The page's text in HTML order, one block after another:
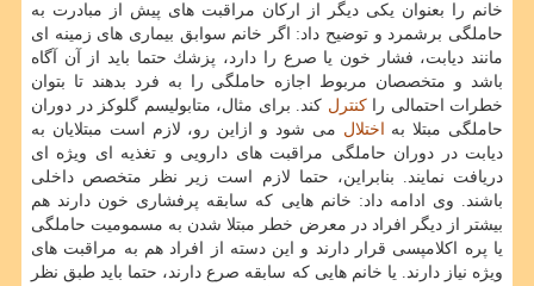
خانم را بعنوان یكی دیگر از اركان مراقبت های پیش از مبادرت به
حاملگی برشمرد و توضیح داد: اگر خانم سوابق بیماری های زمینه ای
مانند دیابت، فشار خون یا صرع را دارد، پزشك حتما باید از آن آگاه
باشد و متخصصان مربوط اجازه حاملگی را به فرد بدهند تا بتوان
خطرات احتمالی راكنترل كند. برای مثال، متابولیسم گلوكز در دوران
حاملگی مبتلا به
اختلال می شود و ازاین رو، لازم است مبتلایان به
دیابت در دوران حاملگی مراقبت های دارویی و تغذیه ای ویژه ای
دریافت نمایند. بنابراین، حتما لازم است زیر نظر متخصص داخلی
باشند. وی ادامه داد: خانم هایی كه سابقه پرفشاری خون دارند هم
بیشتر از دیگر افراد در معرض خطر مبتلا شدن به مسمومیت حاملگی
یا پره اكلامپسی قرار دارند و این دسته از افراد هم به مراقبت های
ویژه نیاز دارند. یا خانم هایی كه سابقه صرع دارند، حتما باید طبق نظر